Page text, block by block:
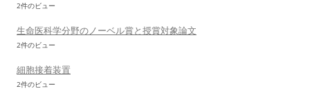
2件のビュー
生命医科学分野のノーベル賞と授賞対象論文
2件のビュー
細胞接着装置
2件のビュー